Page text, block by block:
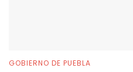
GOBIERNO DE PUEBLA